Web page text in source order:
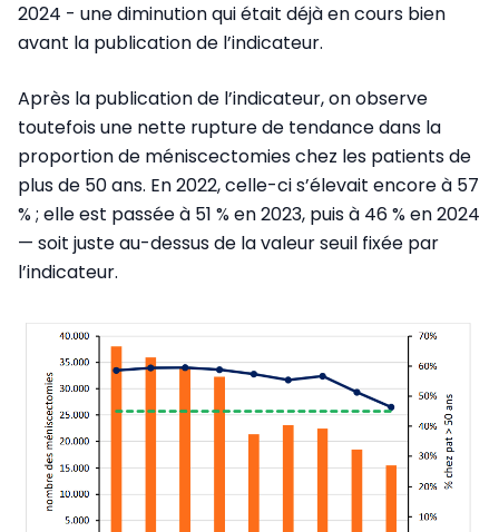
2024 - une diminution qui était déjà en cours bien
avant la publication de l’indicateur.
Après la publication de l’indicateur, on observe
toutefois une nette rupture de tendance dans la
proportion de méniscectomies chez les patients de
plus de 50 ans. En 2022, celle-ci s’élevait encore à 57
% ; elle est passée à 51 % en 2023, puis à 46 % en 2024
— soit juste au-dessus de la valeur seuil fixée par
l’indicateur.